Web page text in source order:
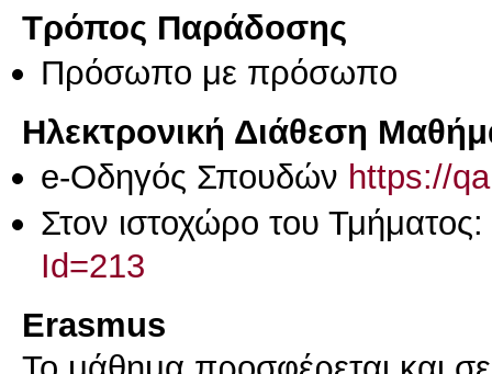
Τρόπος Παράδοσης
Πρόσωπο με πρόσωπο
Ηλεκτρονική Διάθεση
e-Οδηγός Σπουδών https://
Στον ιστοχώρο του Τμήματος:
Id=213
Erasmus